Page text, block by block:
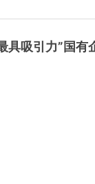
具吸引力”国有